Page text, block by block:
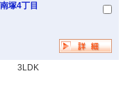
塚4丁目
3LDK